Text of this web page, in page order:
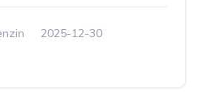
2025-12-30